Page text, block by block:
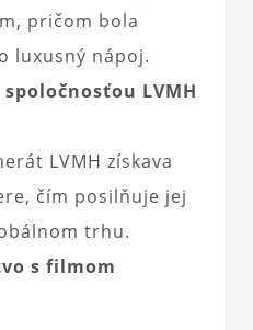
pričom bola
luxusný nápoj.
LVMH
LVMH získava
čím posilňuje jej
trhu.
s filmom